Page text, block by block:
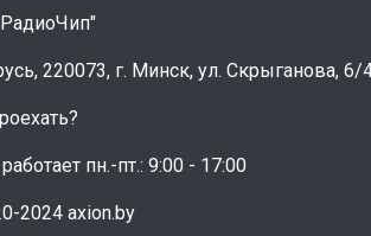
220073, г. Минск, ул. Скрыганова, 6/
пн.-пт.: 9:00 - 17:00
2024 axion.by